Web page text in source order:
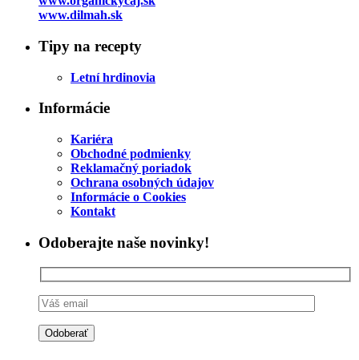
www.dilmah.sk
Tipy na recepty
Letní hrdinovia
Informácie
Kariéra
Obchodné podmienky
Reklamačný poriadok
Ochrana osobných údajov
Informácie o Cookies
Kontakt
Odoberajte naše novinky!